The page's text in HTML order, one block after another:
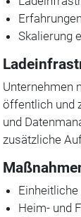
Skalierung
Unternehmen
öffentlich und
und
zusätzliche
Heim- und